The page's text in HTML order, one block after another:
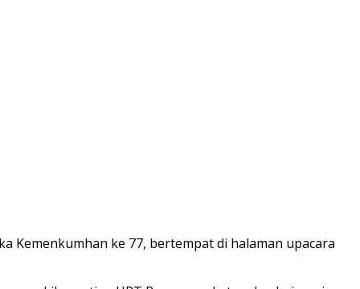
Kemenkumhan ke 77, bertempat di halaman upacara